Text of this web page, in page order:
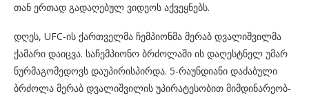
თან ერ­თად გა­და­ღე­ბულ ვი­დე­ოს აქ­ვეყ­ნებს.
დღეს, UFC-ის ქარ­თველ­მა ჩემ­პი­ონ­მა მე­რაბ დვა­ლიშ­ვილ­მა
ქა­მა­რი და­იც­ვა. სა­ჩემ­პი­ო­ნო ბრძო­ლა­ში ის და­ღეს­ტნელ უმარ
ნურ­მა­გო­მე­დოვს და­უ­პი­რის­პირ­და. 5-რა­უნ­დი­ა­ნი და­ძა­ბუ­ლი
ბრძო­ლა მე­რაბ დვა­ლიშ­ვი­ლის უპი­რა­ტე­სო­ბით მიმ­დი­ნა­რე­ობ­